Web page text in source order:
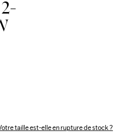
taille est-elle en rupture de stock ?